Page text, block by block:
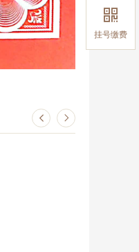
 

挂号缴费